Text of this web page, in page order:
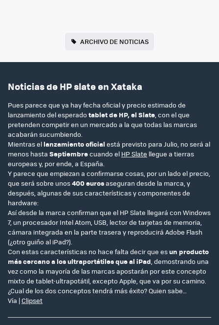
ARCHIVO DE NOTICIAS
Noticias de HP slate en Xataka
Pues parece que ya hay fecha oficial y precio estimado de
lanzamiento del esperado tablet de HP, el Slate, con el que
pretenden competir en un mercado a la que todas las marcas
acabarán sucumbiendo.
Mientras el lanzamiento oficial está previsto para Julio, no será al
menos hasta Septiembrecuando el HP Slate llegue a tierras
europeas y, por ende, a España.
Y parece que empiezan a confirmarse cosas, por un lado el precio,
que será sobre unos400 eurosaseguran desde la marca, y
después, algunas de sus características y componentes de
hardware:
Así desde la marca confirman que el HP Slate llegará con Windows
7, un procesador Intel Atom, USB, lector de tarjetas de memoria,
cámara integrada en la parte trasera y reproducirá Adobe Flash
(¿otro guiño al iPad?).
Con estas características no hace falta decir que esun producto
más cercano a los ultraportátiles que al iPad, demostrando una
vez como la mayoría de las marcas apostarán por este concepto
mixto de tablet-ultrapotátil, excepto Apple, que va por su camino.
¿Cual de los dos conceptos tendrá más éxito? Quien sabe…
Vía |Clipset